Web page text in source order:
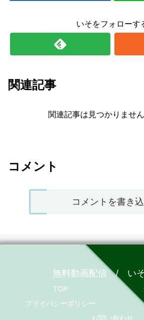
いそをフォローす
関連記事
関連記事は見つかりません
コメント
コメントを書き
無料動画配信 / い
TOP
プライバシーポリシー
お問い合わせ